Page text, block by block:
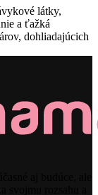
látky,
a ťažká
dohliadajúcich